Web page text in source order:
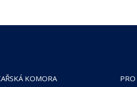
KOMORA PRO